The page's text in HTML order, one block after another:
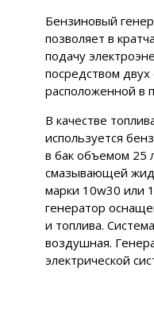
Бензиновый
позволяет в
подачу
посредством
расположенной в
В качестве
используется
в бак объемом 25
смазывающей
марки 10w30 или
генератор
и топлива.
воздушная.
электрической